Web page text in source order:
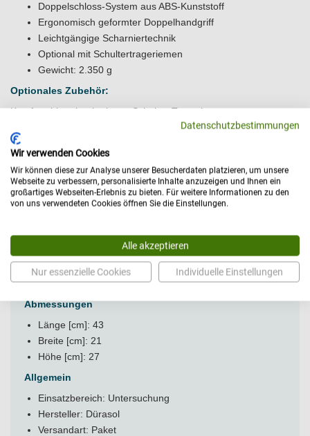
Doppelschloss-System aus ABS-Kunststoff
Ergonomisch geformter Doppelhandgriff
Leichtgängige Scharniertechnik
Optional mit Schultertrageriemen
Gewicht: 2.350 g
Optionales Zubehör:
Komfortabler abnehmbarer Schulter-Trageriemen.
(Nachträgliche Anbringung nicht möglich, bitte direkt
mitbestellen!)
OHNE medizinischen bzw. diagnostischen Inhalt!
Technische Daten
Abmessungen
Länge [cm]: 43
Breite [cm]: 21
Höhe [cm]: 27
Allgemein
Einsatzbereich: Untersuchung
Hersteller: Dürasol
Versandart: Paket
Datenschutzbestimmungen
Wir verwenden Cookies
Wir können diese zur Analyse unserer Besucherdaten platzieren, um unsere
Webseite zu verbessern, personalisierte Inhalte anzuzeigen und Ihnen ein
großartiges Webseiten-Erlebnis zu bieten. Für weitere Informationen zu den
von uns verwendeten Cookies öffnen Sie die Einstellungen.
Alle akzeptieren
Nur essenzielle Cookies Individuelle Einstellungen